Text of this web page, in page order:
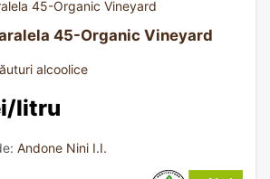
45-Organic Vineyard
alcoolice
litru
Andone Nini I.I.